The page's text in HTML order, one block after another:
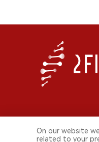
On our website
related to your